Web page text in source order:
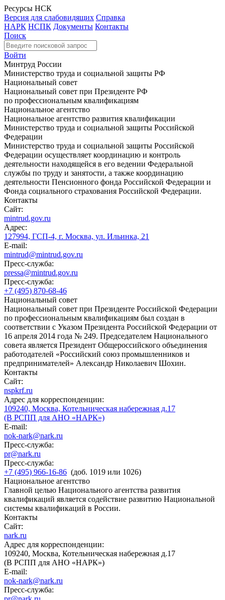
Ресурсы НСК
Версия для слабовидящих Справка
НАРК НСПК Документы Контакты
Поиск
Войти
Минтруд России
Министерство труда и социальной защиты РФ
Национальный совет
Национальный совет при Президенте РФ
по профессиональным квалификациям
Национальное агентство
Национальное агентство развития квалификации
Министерство труда и социальной защиты Российской
Федерации
Министерство труда и социальной защиты Российской
Федерации осуществляет координацию и контроль
деятельности находящейся в его ведении Федеральной
службы по труду и занятости, а также координацию
деятельности Пенсионного фонда Российской Федерации и
Фонда социального страхования Российской Федерации.
Контакты
Сайт:
mintrud.gov.ru
Адрес:
127994, ГСП-4, г. Москва, ул. Ильинка, 21
E-mail:
mintrud@mintrud.gov.ru
Пресс-служба:
pressa@mintrud.gov.ru
Пресс-служба:
+7 (495) 870-68-46
Национальный совет
Национальный совет при Президенте Российской Федерации
по профессиональным квалификациям был создан в
соответствии с Указом Президента Российской Федерации от
16 апреля 2014 года № 249. Председателем Национального
совета является Президент Общероссийского объединения
работодателей «Российский союз промышленников и
предпринимателей» Александр Николаевич Шохин.
Контакты
Сайт:
nspkrf.ru
Адрес для корреспонденции:
109240, Москва, Котельническая набережная д.17
(В РСПП для АНО «НАРК»)
E-mail:
nok-nark@nark.ru
Пресс-служба:
pr@nark.ru
Пресс-служба:
+7 (495) 966-16-86 (доб. 1019 или 1026)
Национальное агентство
Главной целью Национального агентства развития
квалификаций является содействие развитию Национальной
системы квалификаций в России.
Контакты
Сайт:
nark.ru
Адрес для корреспонденции:
109240, Москва, Котельническая набережная д.17
(В РСПП для АНО «НАРК»)
E-mail:
nok-nark@nark.ru
Пресс-служба: